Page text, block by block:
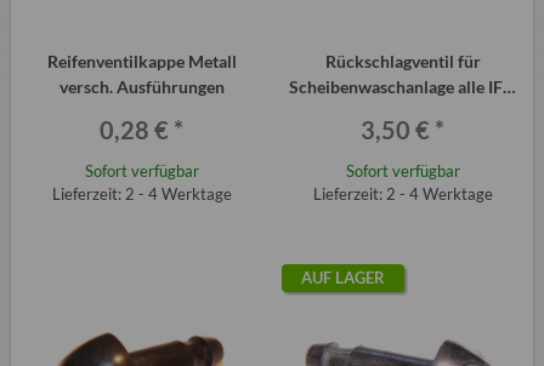
Reifenventilkappe Metall
versch. Ausführungen
0,28 € *
Sofort verfügbar
Lieferzeit: 2 - 4 Werktage
Rückschlagventil für
Scheibenwaschanlage alle IFA,
3,50 € *
Sofort verfügbar
Lieferzeit: 2 - 4 Werktage
AUF LAGER